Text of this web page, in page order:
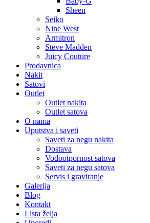
Sheen
Seiko
Nine West
Armitron
Steve Madden
Juicy Couture
Prodavnica
Nakit
Satovi
Outlet
Outlet nakita
Outlet satova
O nama
Uputstva i saveti
Saveti za negu nakita
Dostava
Vodootpornost satova
Saveti za negu satova
Servis i graviranje
Galerija
Blog
Kontakt
Lista želja